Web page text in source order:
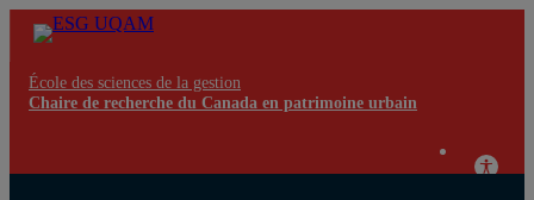
École des sciences de la gestion
Chaire de recherche du Canada en patrimoine urbain